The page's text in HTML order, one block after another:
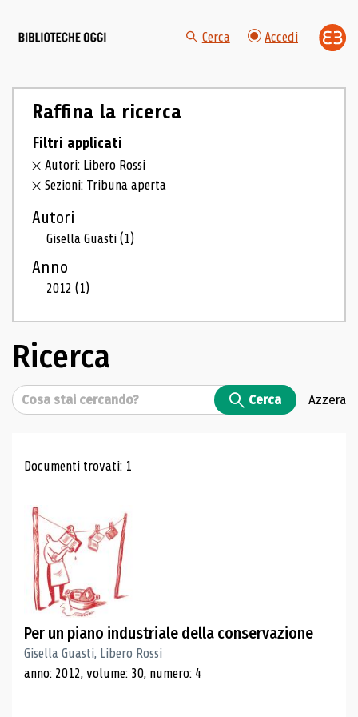
Cerca Accedi
Raffina la ricerca
Filtri applicati
Autori: Libero Rossi
Sezioni: Tribuna aperta
Autori
Gisella Guasti(1)
Anno
2012(1)
Ricerca
Cerca Cerca Azzera
Risultati di ricerca
Documenti trovati: 1
Per un piano industriale della conservazione
Gisella Guasti, Libero Rossi
anno: 2012, volume: 30, numero: 4